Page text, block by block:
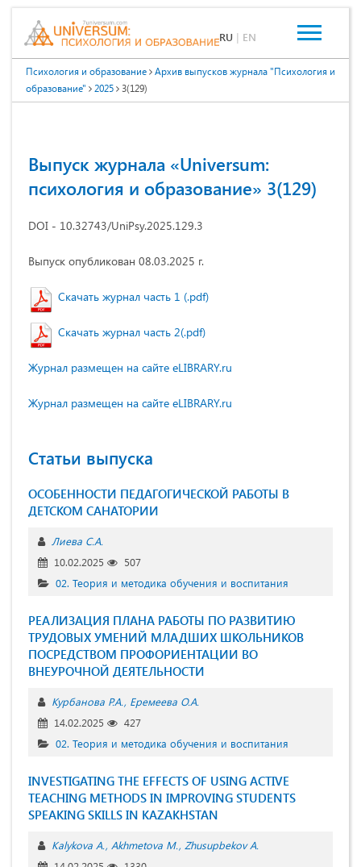
RU | EN
Психология и образование
Архив выпусков журнала "Психология и
образование"
2025 3(129)
Выпуск журнала «Universum:
психология и образование» 3(129)
DOI - 10.32743/UniPsy.2025.129.3
Выпуск опубликован 08.03.2025 г.
Скачать журнал часть 1 (.pdf)
Скачать журнал часть 2(.pdf)
Журнал размещен на сайте eLIBRARY.ru
Журнал размещен на сайте eLIBRARY.ru
Статьи выпуска
ОСОБЕННОСТИ ПЕДАГОГИЧЕСКОЙ РАБОТЫ В
ДЕТСКОМ САНАТОРИИ
Лиева С.А.
10.02.2025
507
02. Теория и методика обучения и воспитания
РЕАЛИЗАЦИЯ ПЛАНА РАБОТЫ ПО РАЗВИТИЮ
ТРУДОВЫХ УМЕНИЙ МЛАДШИХ ШКОЛЬНИКОВ
ПОСРЕДСТВОМ ПРОФОРИЕНТАЦИИ ВО
ВНЕУРОЧНОЙ ДЕЯТЕЛЬНОСТИ
Курбанова Р.А. Еремеева О.А.
14.02.2025
427
02. Теория и методика обучения и воспитания
INVESTIGATING THE EFFECTS OF USING ACTIVE
TEACHING METHODS IN IMPROVING STUDENTS
SPEAKING SKILLS IN KAZAKHSTAN
Kalykova A. Akhmetova M. Zhusupbekov A.